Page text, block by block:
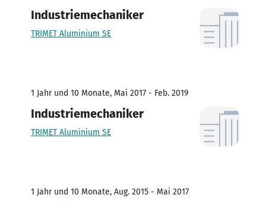
Industriemechaniker
TRIMET Aluminium SE
1 Jahr und 10 Monate, Mai 2017 - Feb. 2019
Industriemechaniker
TRIMET Aluminium SE
1 Jahr und 10 Monate, Aug. 2015 - Mai 2017